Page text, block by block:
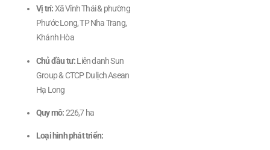
Vị trí:Xã Vĩnh Thái & phường
Phước Long, TP Nha Trang,
Khánh Hòa
Chủ đầu tư:Liên danh Sun
Group & CTCP Du lịch Asean
Hạ Long
Quy mô:226,7 ha
Loại hình phát triển: